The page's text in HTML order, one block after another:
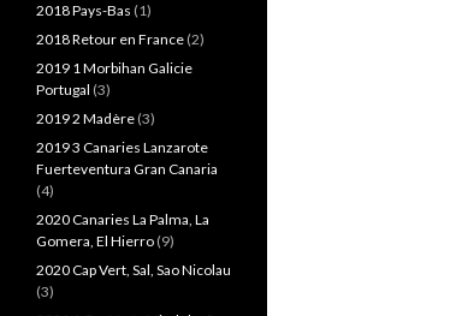
2018 Pays-Bas (1)
2018 Retour en France (2)
2019 1 Morbihan Galicie
Portugal (3)
2019 2 Madère (3)
2019 3 Canaries Lanzarote
Fuerteventura Gran Canaria
(4)
2020 Canaries La Palma, La
Gomera, El Hierro (9)
2020 Cap Vert, Sal, Sao Nicolau
(3)